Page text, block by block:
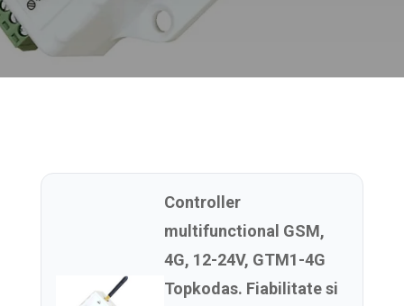
Controller
multifunctional GSM,
4G, 12-24V, GTM1-4G
Topkodas. Fiabilitate si